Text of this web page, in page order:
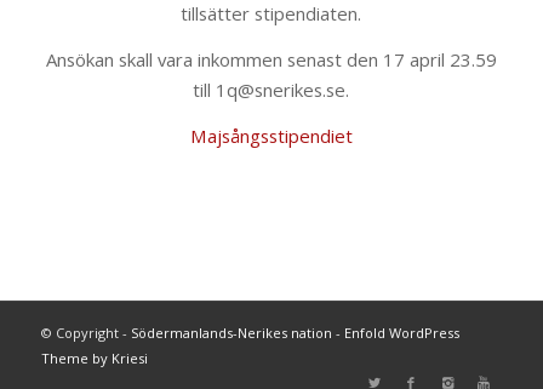
tillsätter stipendiaten.
Ansökan skall vara inkommen senast den 17 april 23.59
till 1q@snerikes.se.
Majsångsstipendiet
© Copyright - Södermanlands-Nerikes nation - Enfold WordPress
Theme by Kriesi